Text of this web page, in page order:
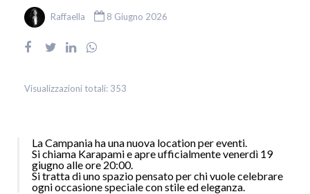
Raffaella 8 Giugno 2026
Visualizzazioni totali: 353
La Campania ha una nuova location per eventi.
Si chiama Karapami e apre ufficialmente venerdì 19
giugno alle ore 20:00.
Si tratta di uno spazio pensato per chi vuole celebrare
ogni occasione speciale con stile ed eleganza.